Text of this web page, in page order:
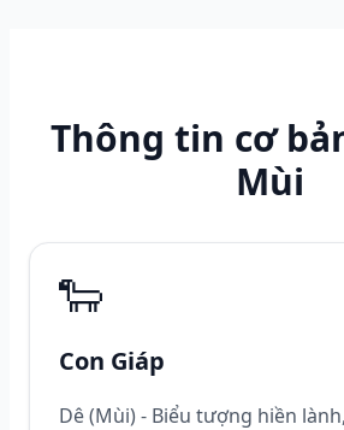
Thông tin cơ
Mùi
🐑
Con Giáp
Dê (Mùi) - Biểu tượng hiền